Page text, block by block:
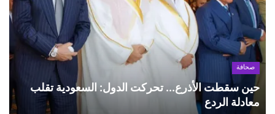
صحافة
حين سقطت الأذرع... تحركت الدول: السعودية تقلب
معادلة الردع